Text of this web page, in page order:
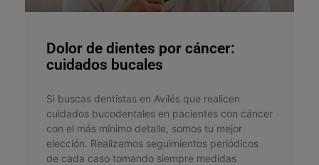
Dolor de dientes por cáncer:
cuidados bucales
Si buscas dentistas en Avilés que realicen
cuidados bucodentales en pacientes con cáncer
con el más mínimo detalle, somos tu mejor
elección. Realizamos seguimientos periódicos
de cada caso tomando siempre medidas